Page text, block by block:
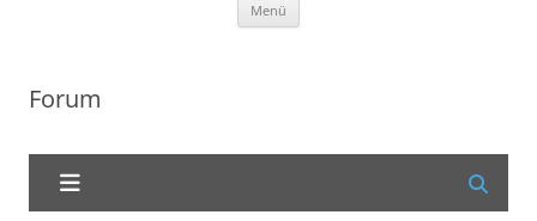
Menü
Forum